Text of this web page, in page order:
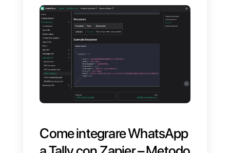
Ti facciamo un esempio:
Immaginiamo di aver progettato
un modulo in Tally che include
una domanda per il nome e
del contatto e la inserisci nel tuo